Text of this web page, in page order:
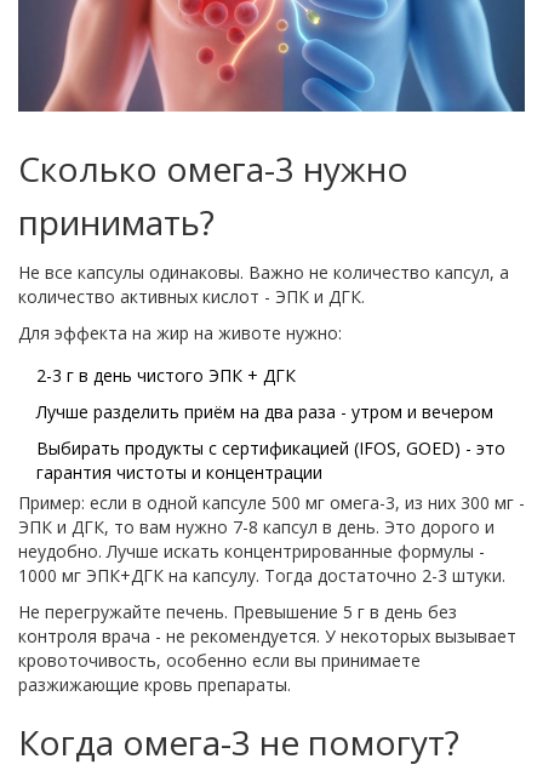
Сколько омега-3 нужно
принимать?
Не все капсулы одинаковы. Важно не количество капсул, а
количество активных кислот - ЭПК и ДГК.
Для эффекта на жир на животе нужно:
2-3 г в день чистого ЭПК + ДГК
Лучше разделить приём на два раза - утром и вечером
Выбирать продукты с сертификацией (IFOS, GOED) - это
гарантия чистоты и концентрации
Пример: если в одной капсуле 500 мг омега-3, из них 300 мг -
ЭПК и ДГК, то вам нужно 7-8 капсул в день. Это дорого и
неудобно. Лучше искать концентрированные формулы -
1000 мг ЭПК+ДГК на капсулу. Тогда достаточно 2-3 штуки.
Не перегружайте печень. Превышение 5 г в день без
контроля врача - не рекомендуется. У некоторых вызывает
кровоточивость, особенно если вы принимаете
разжижающие кровь препараты.
Когда омега-3 не помогут?